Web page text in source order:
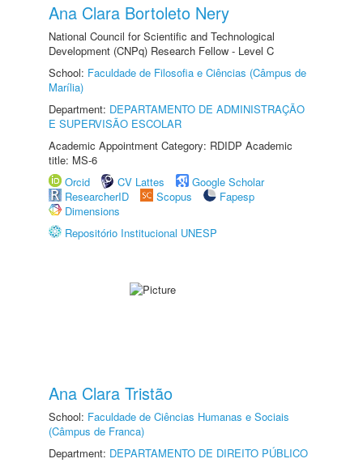
Ana Clara Bortoleto Nery
National Council for Scientific and Technological
Development (CNPq) Research Fellow - Level C
School: Faculdade de Filosofia e Ciências (Câmpus de
Marília)
Department: DEPARTAMENTO DE ADMINISTRAÇÃO
E SUPERVISÃO ESCOLAR
Academic Appointment Category: RDIDP Academic
title: MS-6
Orcid
CV Lattes
Google Scholar
ResearcherID
Scopus
Fapesp
Dimensions
Repositório Institucional UNESP
Ana Clara Tristão
School: Faculdade de Ciências Humanas e Sociais
(Câmpus de Franca)
Department: DEPARTAMENTO DE DIREITO PÚBLICO